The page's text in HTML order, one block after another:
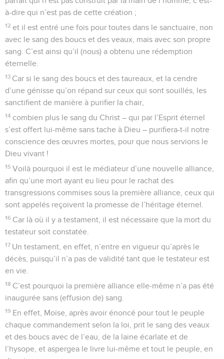
10 Et c’est en vertu de cette volonté que nous sommes
sanctifiés, par l’offrande du corps de Jésus-Christ, une fois
pour toutes.
11
Tout sacrificateur se tient à son poste chaque jour pour
faire son service et offrir souvent les mêmes sacrifices qui ne
peuvent jamais ôter les péchés.
Mais lui, après avoir présenté un seul sacrifice pour les
péchés, s’est assis à perpétuité à la droite de Dieu,
marchepied.
Car par une seule offrande, il a rendu parfaits à perpétuité
ceux qui sont sanctifiés.
C’est ce que le Saint-Esprit nous atteste également. Car
après avoir dit :
16 Voici l’alliance que je traiterai avec eux, Après ces jours-là,
dit le Seigneur : Je mettrai mes lois dans leur cœur Et je les
écrirai dans leur intelligence (il ajoute) :
17 Et je ne me souviendrai plus de leurs péchés ni de leurs
iniquités.
18 Or, là où il y a pardon des péchés, il n’y a plus d’offrande
pour le péché.
Approchons-nous de Dieu
19 Ainsi donc, frères, nous avons l’assurance d’un libre accès
au sanctuaire par le sang de Jésus,
20 accès que Jésus a inauguré pour nous comme un chemin
nouveau et vivant au travers du voile, c’est-à-dire de sa